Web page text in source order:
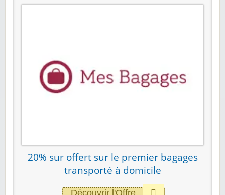
20% sur offert sur le premier bagages
transporté​ à domicile
Découvrir l'Offre